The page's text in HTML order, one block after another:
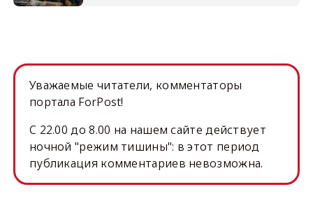
Уважаемые читатели, комментаторы
портала ForPost!
C 22.00 до 8.00 на нашем сайте действует
ночной "режим тишины": в этот период
публикация комментариев невозможна.